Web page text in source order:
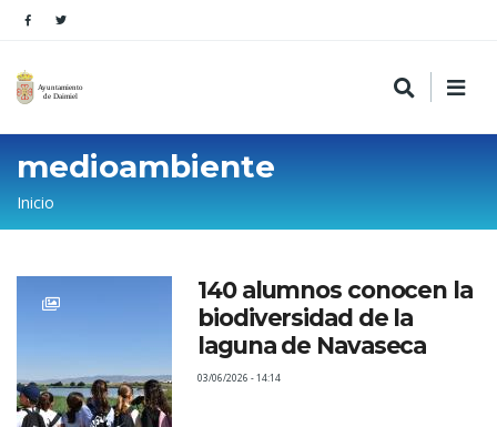
medioambiente
Sobrescribir
enlaces
de
ayuda
la
navegación
Inicio
140 alumnos conocen la
biodiversidad de la
laguna de Navaseca
03/06/2026 - 14:14